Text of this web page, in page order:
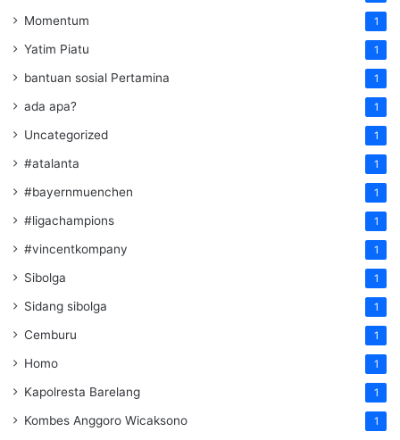
Momentum 1
Yatim Piatu 1
bantuan sosial Pertamina 1
ada apa? 1
Uncategorized 1
#atalanta 1
#bayernmuenchen 1
#ligachampions 1
#vincentkompany 1
Sibolga 1
Sidang sibolga 1
Cemburu 1
Homo 1
Kapolresta Barelang 1
Kombes Anggoro Wicaksono 1